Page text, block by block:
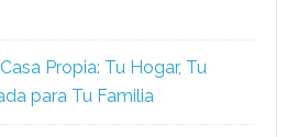
Propia: Tu Hogar, Tu
para Tu Familia